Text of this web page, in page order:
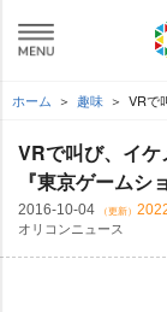
ホーム 趣味 VRで
VRで叫び、イ
『東京ゲームシ
2016-10-04 （更新）
オリコンニュース